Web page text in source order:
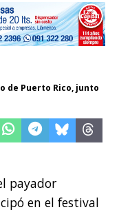
de Puerto Rico, junto
payador
en el festival